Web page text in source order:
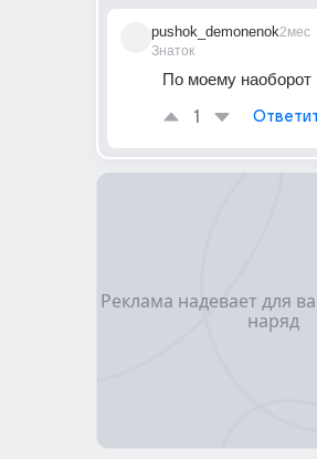
pushok_demonenok
Знаток
2мес
По моему наоборот
1